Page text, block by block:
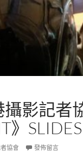
攝影記者
》
協會 發佈留言